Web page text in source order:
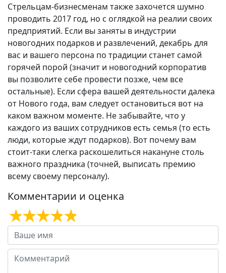
Стрельцам-бизнесменам также захочется шумно
проводить 2017 год, но с оглядкой на реалии своих
предприятий. Если вы заняты в индустрии
новогодних подарков и развлечений, декабрь для
вас и вашего персона по традиции станет самой
горячей порой (значит и новогодний корпоратив
вы позволите себе провести позже, чем все
остальные). Если сфера вашей деятельности далека
от Нового года, вам следует остановиться вот на
каком важном моменте. Не забывайте, что у
каждого из ваших сотрудников есть семья (то есть
люди, которые ждут подарков). Вот почему вам
стоит-таки слегка раскошелиться накануне столь
важного праздника (точней, выписать премию
всему своему персоналу).
Комментарии и оценка